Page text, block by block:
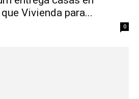
Vivienda para...
0